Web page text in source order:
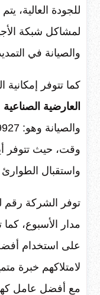
للجودة العالية،
لمشاكل شبكة
والصيانة في
كما تتوفر
العارضية الصناعية
وقت، حيث تتوفر
واستقبال
توفر الشركة رقم
مدار الأسبوع،
على استخدام
لامتلاكهم خبرة
مع أفضل عامل